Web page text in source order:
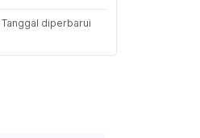
Tanggal diperbarui